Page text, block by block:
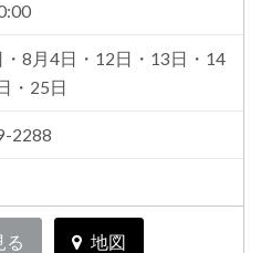
・8月4日・12日・13日・14
・25日
2288
る 地図